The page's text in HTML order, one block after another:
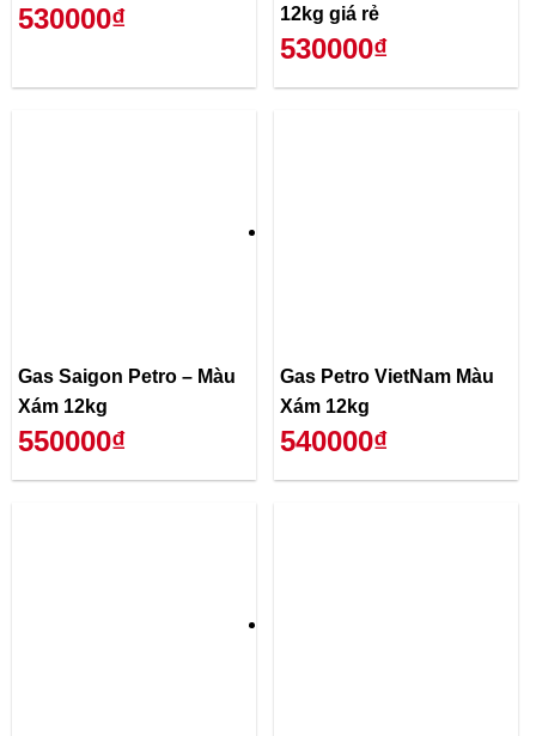
530000₫
12kg giá rẻ
530000₫
Gas Saigon Petro – Màu
Xám 12kg
550000₫
Gas Petro VietNam Màu
Xám 12kg
540000₫